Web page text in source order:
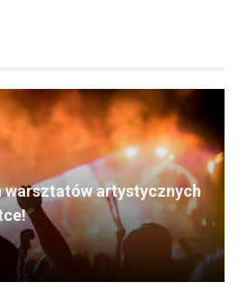
warsztatów artystycznych